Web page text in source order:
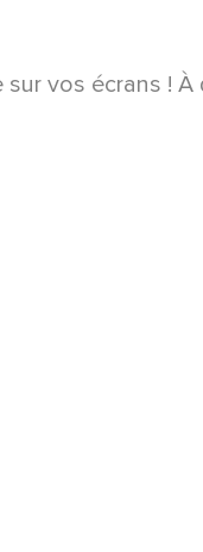
vos écrans !